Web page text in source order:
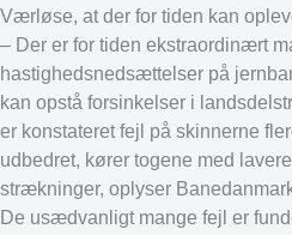
Værløse, at der for tiden kan
– Der er for tiden ekstraordinært
hastighedsnedsættelser på
kan opstå forsinkelser i
er konstateret fejl på skinnerne
udbedret, kører togene med
strækninger, oplyser
De usædvanligt mange fejl er